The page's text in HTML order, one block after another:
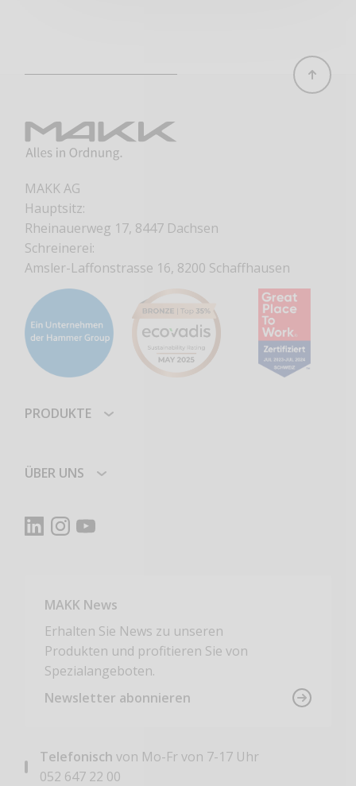
MAKK AG
Hauptsitz:
Rheinauerweg 17, 8447 Dachsen
Schreinerei:
Amsler-Laffonstrasse 16, 8200 Schaffhausen
PRODUKTE
ÜBER UNS
MAKK News
Erhalten Sie News zu unseren
Produkten und profitieren Sie von
Spezialangeboten.
Newsletter abonnieren
Telefonisch von Mo-Fr von 7-17 Uhr
052 647 22 00